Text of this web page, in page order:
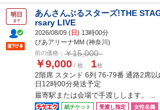
明日
まで
あんさんぶるスターズ!THE
rsary LIVE
2026/08/09 (日) 13時00分
ぴあアリーナMM (神奈川)
前の価格： ￥15,000
￥9,000 / 枚 1枚
2階席 スタンド 6列 76-79番 通路2席
日12時00分発送予定
最寄駅または会場で手渡しします。 ...
紙チケット 受渡し指定 女性名義